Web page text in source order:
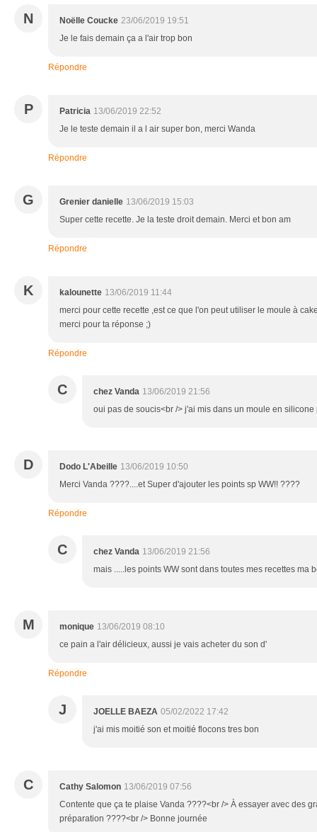
N Noëlle Coucke 23/06/2019 19:51
Je le fais demain ça a l'air trop bon
Répondre
P Patricia 13/06/2019 22:52
Je le teste demain il a l air super bon, merci Wanda
Répondre
G Grenier danielle 13/06/2019 15:03
Super cette recette. Je la teste droit demain. Merci et bon am
Répondre
K kalounette 13/06/2019 11:44
merci pour cette recette ,est ce que l'on peut utiliser le moule à
merci pour ta réponse ;)
Répondre
C chez Vanda 13/06/2019 21:56
oui pas de soucis<br /> j'ai mis dans un moule en
D Dodo L'Abeille 13/06/2019 10:50
Merci Vanda ????....et Super d'ajouter les points sp WW!! ????
Répondre
C chez Vanda 13/06/2019 21:56
mais .....les points WW sont dans toutes mes recettes ma
M monique 13/06/2019 08:10
ce pain a l'air délicieux, aussi je vais acheter du son d'
Répondre
J JOELLE BAEZA 05/02/2022 17:42
j'ai mis moitié son et moitié flocons tres bon
C Cathy Salomon 13/06/2019 07:56
Contente que ça te plaise Vanda ????<br /> À essayer avec des
préparation ????<br /> Bonne journée